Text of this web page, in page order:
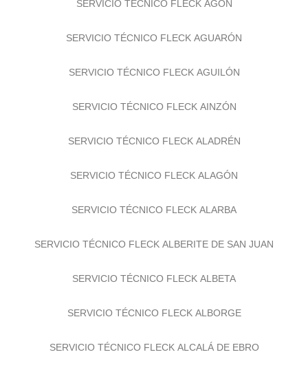
SERVICIO TÉCNICO FLECK AGÓN
SERVICIO TÉCNICO FLECK AGUARÓN
SERVICIO TÉCNICO FLECK AGUILÓN
SERVICIO TÉCNICO FLECK AINZÓN
SERVICIO TÉCNICO FLECK ALADRÉN
SERVICIO TÉCNICO FLECK ALAGÓN
SERVICIO TÉCNICO FLECK ALARBA
SERVICIO TÉCNICO FLECK ALBERITE DE SAN JUAN
SERVICIO TÉCNICO FLECK ALBETA
SERVICIO TÉCNICO FLECK ALBORGE
SERVICIO TÉCNICO FLECK ALCALÁ DE EBRO